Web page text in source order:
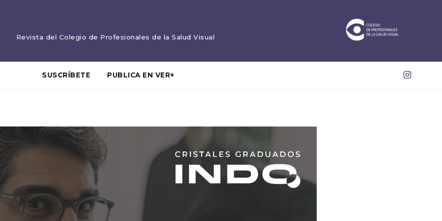
Revista del Colegio de Profesionales de la Salud Visual
SUSCRÍBETE PUBLICA EN VER+